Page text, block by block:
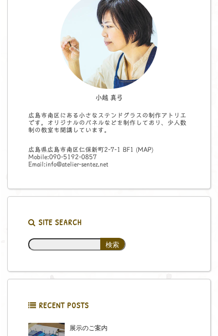
小越 真弓
広島市南区にある小さなステンドグラスの制作アトリエ
です。オリジナルのパネルなどを制作しており、少人数
制の教室も開講しています。
広島県広島市南区仁保新町2-7-1 BF1 (MAP)
Mobile:090-5192-0857
Email:info@atelier-sentez.net
SITE SEARCH
RECENT POSTS
展示のご案内